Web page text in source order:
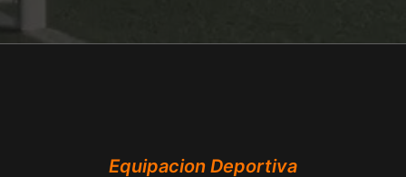
Equipacion Deportiva